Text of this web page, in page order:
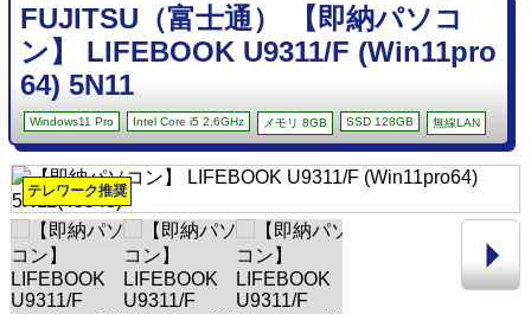
FUJITSU（富士通） 【即納パソコ
ン】 LIFEBOOK U9311/F (Win11pro
64) 5N11
Windows11 Pro Intel Core i5 2.6GHz メモリ 8GB SSD 128GB 無線LAN
テレワーク推奨